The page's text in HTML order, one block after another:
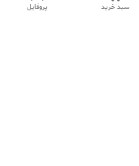
پروفایل سبد خرید